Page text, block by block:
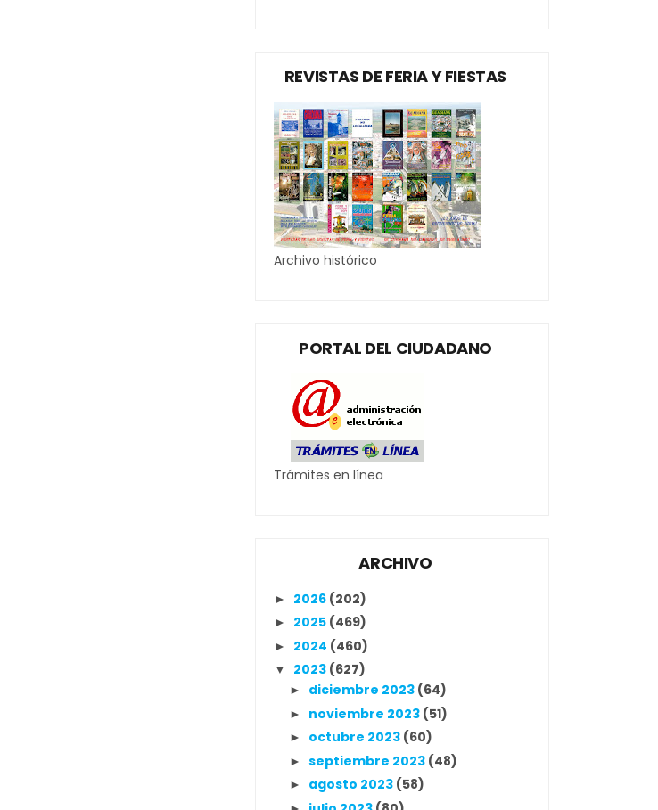
REVISTAS DE FERIA Y FIESTAS
Archivo histórico
PORTAL DEL CIUDADANO
Trámites en línea
ARCHIVO
► 2026 (202)
► 2025 (469)
► 2024 (460)
▼ 2023 (627)
► diciembre 2023 (64)
► noviembre 2023 (51)
► octubre 2023 (60)
► septiembre 2023 (48)
► agosto 2023 (58)